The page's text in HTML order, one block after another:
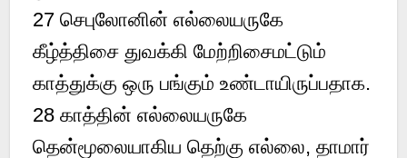
27 செபுலோனின் எல்லையருகே
கீழ்த்திசை துவக்கி மேற்றிசைமட்டும்
காத்துக்கு ஒரு பங்கும் உண்டாயிருப்பதாக.
28 காத்தின் எல்லையருகே
தென்மூலையாகிய தெற்கு எல்லை, தாமார்